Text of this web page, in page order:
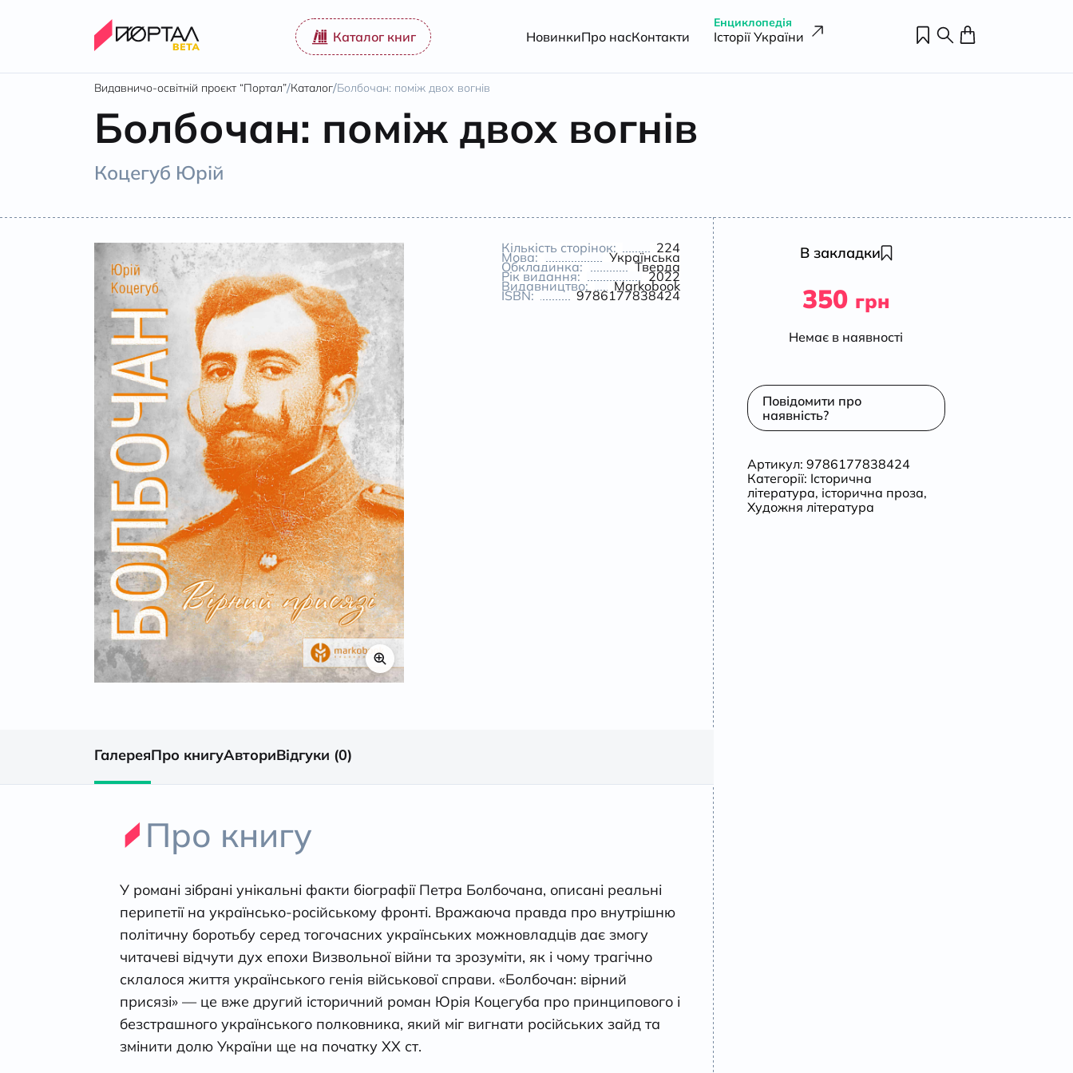
Каталог книг НовинкиПро насКонтакти
Енциклопедія
Історії України
Видавничо-освітній проєкт “Портал”/Каталог/Болбочан: поміж двох вогнів
Болбочан: поміж двох вогнів
Коцегуб Юрій
Кількість сторінок: 224
Мова: Українська
Обкладинка: Тверда
Рік видання: 2022
Видавництво: Markobook
ISBN: 9786177838424
ГалереяПро книгуАвториВідгуки (0)
Про книгу
У романі зібрані унікальні факти біографії Петра Болбочана, описані реальні
перипетії на українсько-російському фронті. Вражаюча правда про внутрішню
політичну боротьбу серед тогочасних українських можновладців дає змогу
читачеві відчути дух епохи Визвольної війни та зрозуміти, як і чому трагічно
склалося життя українського генія військової справи. «Болбочан: вірний
присязі» — це вже другий історичний роман Юрія Коцегуба про принципового і
безстрашного українського полковника, який міг вигнати російських зайд та
змінити долю України ще на початку ХХ ст.
В закладки
350 грн
Немає в наявності
Повідомити про
наявність?
Артикул: 9786177838424
Категорії: Історична
література, історична проза,
Художня література